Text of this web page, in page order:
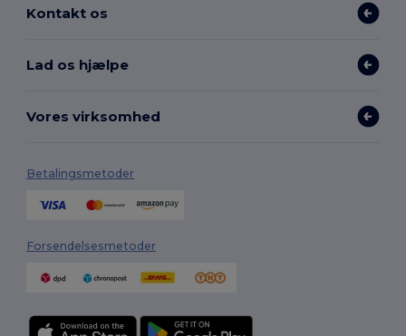
Kontakt os
Lad os hjælpe
Vores virksomhed
Betalingsmetoder
Forsendelsesmetoder